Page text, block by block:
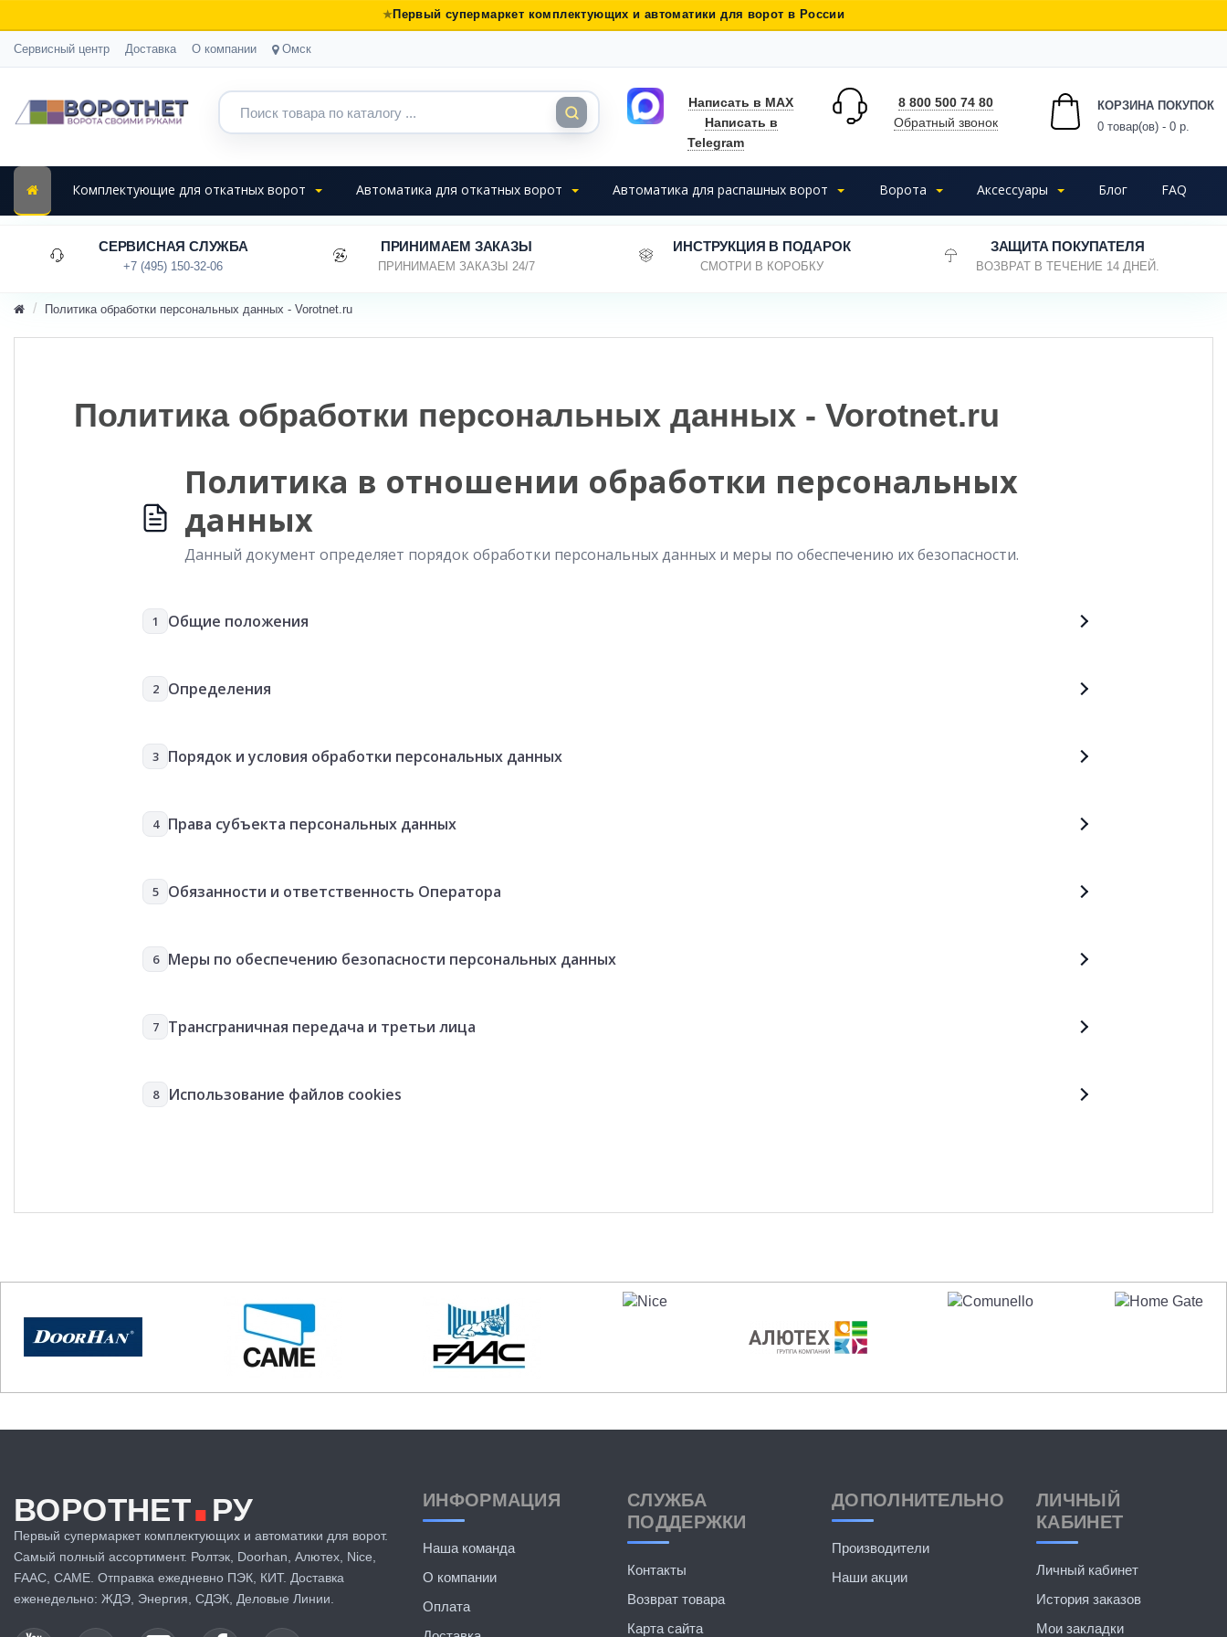
Первый супермаркет комплектующих и автоматики для ворот в России
Сервисный центр Доставка О компании Омск
Написать в MAX
Написать в
Telegram
8 800 500 74 80
Обратный звонок
КОРЗИНА ПОКУПОК
0 товар(ов) - 0 р.
Комплектующие для откатных ворот Автоматика для откатных ворот Автоматика для распашных ворот Ворота Аксессуары Блог FAQ
СЕРВИСНАЯ СЛУЖБА
+7 (495) 150-32-06
ПРИНИМАЕМ ЗАКАЗЫ
ПРИНИМАЕМ ЗАКАЗЫ 24/7
ИНСТРУКЦИЯ В ПОДАРОК
СМОТРИ В КОРОБКУ
ЗАЩИТА ПОКУПАТЕЛЯ
ВОЗВРАТ В ТЕЧЕНИЕ 14 ДНЕЙ.
Политика обработки персональных данных - Vorotnet.ru
Политика обработки персональных данных - Vorotnet.ru
Политика в отношении обработки персональных
данных
Данный документ определяет порядок обработки персональных данных и меры по обеспечению их безопасности.
1 Общие положения
2 Определения
3 Порядок и условия обработки персональных данных
4 Права субъекта персональных данных
5 Обязанности и ответственность Оператора
6 Меры по обеспечению безопасности персональных данных
7 Трансграничная передача и третьи лица
8 Использование файлов cookies
ВОРОТНЕТ. РУ
Первый супермаркет комплектующих и автоматики для ворот.
Самый полный ассортимент. Ролтэк, Doorhan, Алютех, Nice,
FAAC, CAME. Отправка ежедневно ПЭК, КИТ. Доставка
еженедельно: ЖДЭ, Энергия, СДЭК, Деловые Линии.
ИНФОРМАЦИЯ
Наша команда
О компании
Оплата
СЛУЖБА
ПОДДЕРЖКИ
Контакты
Возврат товара
Карта сайта
ДОПОЛНИТЕЛЬНО
Производители
Наши акции
ЛИЧНЫЙ
КАБИНЕТ
Личный кабинет
История заказов
Мои закладки